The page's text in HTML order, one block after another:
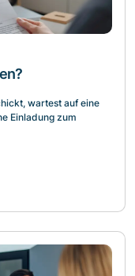
wartest auf eine
Einladung zum